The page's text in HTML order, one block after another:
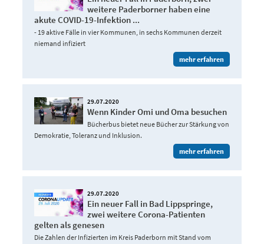
weitere Paderborner haben eine
akute COVID-19-Infektion ...
- 19 aktive Fälle in vier Kommunen, in sechs Kommunen derzeit
niemand infiziert
mehr erfahren
29.07.2020
Wenn Kinder Omi und Oma besuchen
Bücherbus bietet neue Bücher zur Stärkung von
Demokratie, Toleranz und Inklusion.
mehr erfahren
29.07.2020
Ein neuer Fall in Bad Lippspringe,
zwei weitere Corona-Patienten
gelten als genesen
Die Zahlen der Infizierten im Kreis Paderborn mit Stand vom